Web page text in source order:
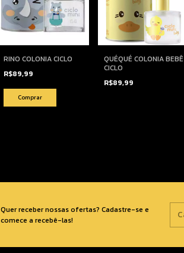
RINO COLONIA CICLO
R$89,99
QUÉQUÉ COLONIA BEBÊ
CICLO
R$89,99
Quer receber nossas ofertas? Cadastre-se e
comece a recebê-las!